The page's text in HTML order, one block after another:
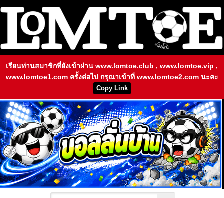
เรียนท่านสมาชิกที่ยังเข้าผ่าน www.lomtoe.club , www.lomtoe.vip ,
www.lomtoe1.com ครั้งต่อไป กรุณาเข้าที่ www.lomtoe2.comนะคะ
Copy Link